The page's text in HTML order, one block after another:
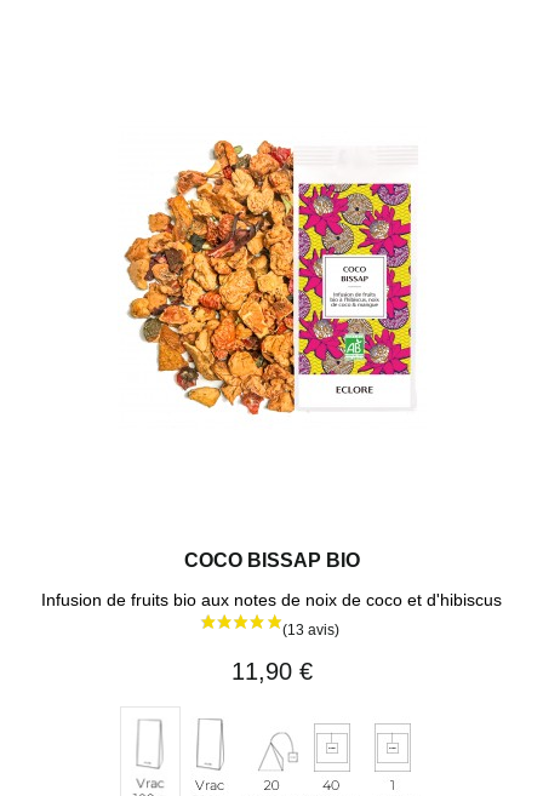
COCO BISSAP BIO
Infusion de fruits bio aux notes de noix de coco et d'hibiscus
11,90 €
Vrac
g
Vrac
500
g
sachets
pyramides
40
sachets
enveloppés
1
sachet
individuel